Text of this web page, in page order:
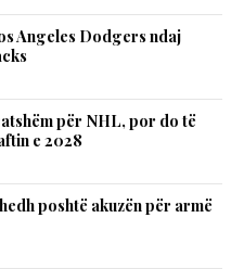
Angeles Dodgers ndaj
për NHL, por do të
e 2028
poshtë akuzën për armë